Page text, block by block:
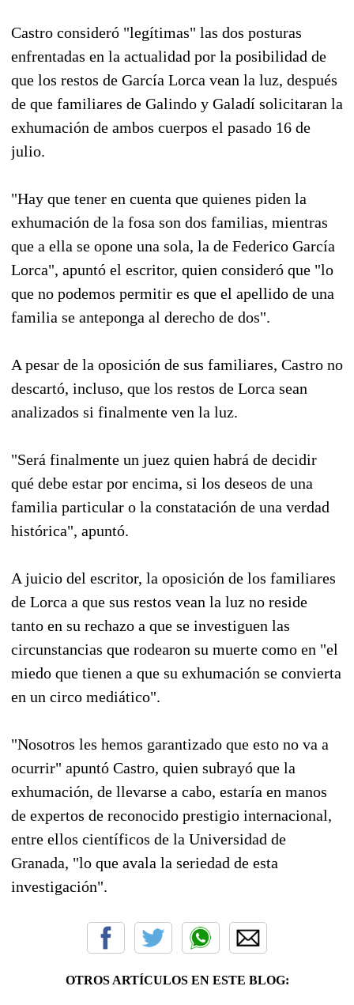
Castro consideró "legítimas" las dos posturas
enfrentadas en la actualidad por la posibilidad de
que los restos de García Lorca vean la luz, después
de que familiares de Galindo y Galadí solicitaran la
exhumación de ambos cuerpos el pasado 16 de
julio.
"Hay que tener en cuenta que quienes piden la
exhumación de la fosa son dos familias, mientras
que a ella se opone una sola, la de Federico García
Lorca", apuntó el escritor, quien consideró que "lo
que no podemos permitir es que el apellido de una
familia se anteponga al derecho de dos".
A pesar de la oposición de sus familiares, Castro no
descartó, incluso, que los restos de Lorca sean
analizados si finalmente ven la luz.
"Será finalmente un juez quien habrá de decidir
qué debe estar por encima, si los deseos de una
familia particular o la constatación de una verdad
histórica", apuntó.
A juicio del escritor, la oposición de los familiares
de Lorca a que sus restos vean la luz no reside
tanto en su rechazo a que se investiguen las
circunstancias que rodearon su muerte como en "el
miedo que tienen a que su exhumación se convierta
en un circo mediático".
"Nosotros les hemos garantizado que esto no va a
ocurrir" apuntó Castro, quien subrayó que la
exhumación, de llevarse a cabo, estaría en manos
de expertos de reconocido prestigio internacional,
entre ellos científicos de la Universidad de
Granada, "lo que avala la seriedad de esta
investigación".
OTROS ARTÍCULOS EN ESTE BLOG: